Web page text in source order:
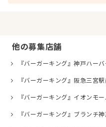
他の募集店舗
『バーガーキング』神戸ハー
『バーガーキング』阪急三宮
『バーガーキング』イオンモ
『バーガーキング』ブランチ